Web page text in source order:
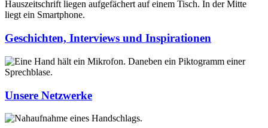
Geschichten, Interviews und Inspirationen
Unsere Netzwerke